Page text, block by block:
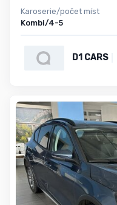
Karoserie/počet míst
Kombi/4-5
D1 CARS